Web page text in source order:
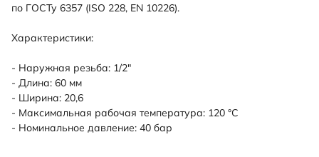
по ГОСТу 6357 (ISO 228, EN 10226).
Характеристики:
- Наружная резьба: 1/2"
- Длина: 60 мм
- Ширина: 20,6
- Максимальная рабочая температура: 120 °С
- Номинальное давление: 40 бар